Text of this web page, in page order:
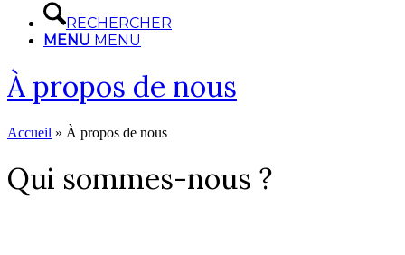
RECHERCHER
MENU MENU
À propos de nous
Accueil » À propos de nous
Qui sommes-nous ?